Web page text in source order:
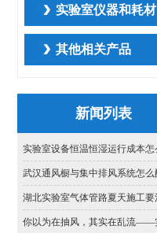
实验室仪器和耗材
其他相关产品
新闻列表